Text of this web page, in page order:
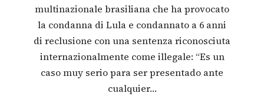
multinazionale brasiliana che ha provocato
la condanna di Lula e condannato a 6 anni
di reclusione con una sentenza riconosciuta
internazionalmente come illegale: “Es un
caso muy serio para ser presentado ante
cualquier…